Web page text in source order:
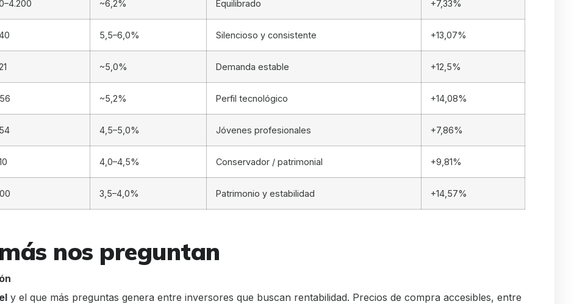
~6,2% Equilibrado +7,33%
5,5–6,0% Silencioso y consistente +13,07%
~5,0% Demanda estable +12,5%
~5,2% Perfil tecnológico +14,08%
4,5–5,0% Jóvenes profesionales +7,86%
4,0–4,5% Conservador / patrimonial +9,81%
3,5–4,0% Patrimonio y estabilidad +14,57%
nos preguntan
y el que más preguntas genera entre inversores que buscan rentabilidad. Precios de compra accesibles, entre